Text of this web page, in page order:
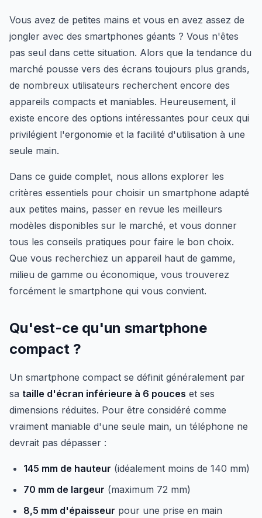
Vous avez de petites mains et vous en avez assez de
jongler avec des smartphones géants ? Vous n'êtes
pas seul dans cette situation. Alors que la tendance du
marché pousse vers des écrans toujours plus grands,
de nombreux utilisateurs recherchent encore des
appareils compacts et maniables. Heureusement, il
existe encore des options intéressantes pour ceux qui
privilégient l'ergonomie et la facilité d'utilisation à une
seule main.
Dans ce guide complet, nous allons explorer les
critères essentiels pour choisir un smartphone adapté
aux petites mains, passer en revue les meilleurs
modèles disponibles sur le marché, et vous donner
tous les conseils pratiques pour faire le bon choix.
Que vous recherchiez un appareil haut de gamme,
milieu de gamme ou économique, vous trouverez
forcément le smartphone qui vous convient.
Qu'est-ce qu'un smartphone
compact ?
Un smartphone compact se définit généralement par
sa taille d'écran inférieure à 6 pouces et ses
dimensions réduites. Pour être considéré comme
vraiment maniable d'une seule main, un téléphone ne
devrait pas dépasser :
145 mm de hauteur (idéalement moins de 140 mm)
70 mm de largeur (maximum 72 mm)
8,5 mm d'épaisseur pour une prise en main